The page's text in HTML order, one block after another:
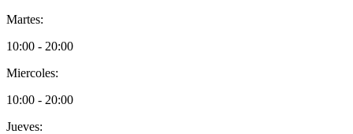
Martes:
10:00 - 20:00
Miercoles:
10:00 - 20:00
Jueves: